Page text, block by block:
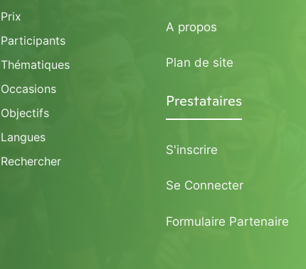
Prix
Participants
Thématiques
Occasions
Objectifs
Langues
Rechercher
A propos
Plan de site
Prestataires
S'inscrire
Se Connecter
Formulaire Partenaire